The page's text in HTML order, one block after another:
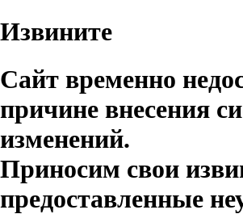
Извините
Сайт временно
причине внесения
изменений.
Приносим свои
предоставленные